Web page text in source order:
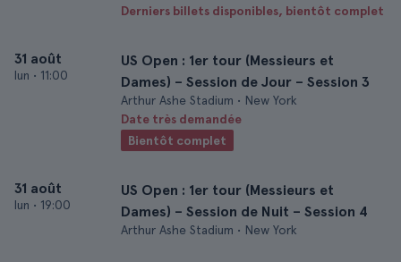
Derniers billets disponibles, bientôt complet
31 août
lun • 11:00
US Open : 1er tour (Messieurs et
Dames) – Session de Jour – Session 3
Arthur Ashe Stadium • New York
Date très demandée
Bientôt complet
31 août
lun • 19:00
US Open : 1er tour (Messieurs et
Dames) – Session de Nuit – Session 4
Arthur Ashe Stadium • New York